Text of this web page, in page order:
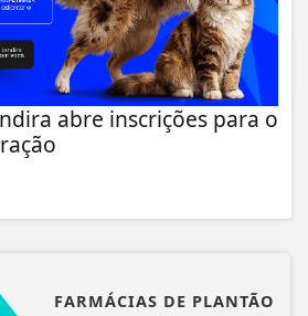
abre inscrições para o
FARMÁCIAS DE PLANTÃO